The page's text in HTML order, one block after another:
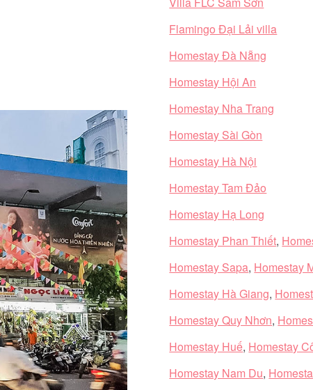
Flamingo Đại Lải villa
Homestay Đà Nẵng
Homestay Hội An
Homestay Nha Trang
Homestay Sài Gòn
Homestay Hà Nội
Homestay Tam Đảo
Homestay Hạ Long
Homestay Phan Thiết,
Homestay Sapa, Homestay
Homestay Hà Giang,
Homestay Quy Nhơn,
Homestay Huế, Homestay
Homestay Nam Du,